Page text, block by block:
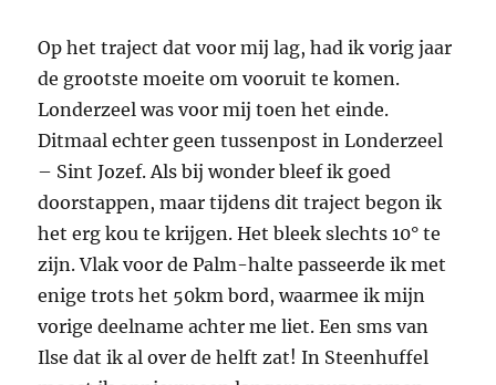
Op het traject dat voor mij lag, had ik vorig jaar
de grootste moeite om vooruit te komen.
Londerzeel was voor mij toen het einde.
Ditmaal echter geen tussenpost in Londerzeel
– Sint Jozef. Als bij wonder bleef ik goed
doorstappen, maar tijdens dit traject begon ik
het erg kou te krijgen. Het bleek slechts 10° te
zijn. Vlak voor de Palm-halte passeerde ik met
enige trots het 50km bord, waarmee ik mijn
vorige deelname achter me liet. Een sms van
Ilse dat ik al over de helft zat! In Steenhuffel